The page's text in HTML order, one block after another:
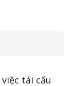
tái cấu